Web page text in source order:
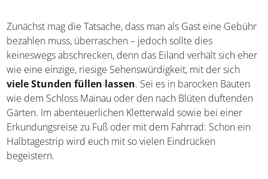
Zunächst mag die Tatsache, dass man als Gast eine
Gebühr bezahlen muss, überraschen – jedoch sollte dies
keineswegs abschrecken, denn das Eiland verhält sich
eher wie eine einzige, riesige Sehenswürdigkeit, mit der
sichviele Stunden füllen lassen . Sei es in barocken
Bauten wie dem Schloss Mainau oder den nach Blüten
duftenden Gärten. Im abenteuerlichen Kletterwald sowie
bei einer Erkundungsreise zu Fuß oder mit dem Fahrrad:
Schon ein Halbtagestrip wird euch mit so vielen